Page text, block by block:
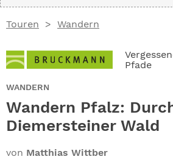
Touren Wandern
Pfade
WANDERN
Wandern Pfalz:
Diemersteiner Wald
von Matthias Wittber
ABO
NEWSLETTER